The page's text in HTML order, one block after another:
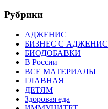
Рубрики
АДЖЕНИС
БИЗНЕС С АДЖЕНИС
БИОДОБАВКИ
В России
ВСЕ МАТЕРИАЛЫ
ГЛАВНАЯ
ДЕТЯМ
Здоровая еда